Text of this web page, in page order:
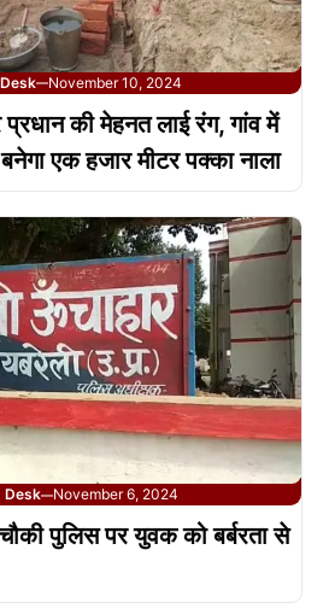
—November 10, 2024
की मेहनत लाई रंग, गांव में
एक हजार मीटर पक्का नाला
Desk—November 6, 2024
पुलिस पर युवक को बर्बरता से